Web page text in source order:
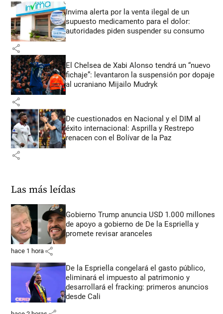
Invima alerta por la venta ilegal de un
supuesto medicamento para el dolor:
autoridades piden suspender su consumo
share
El Chelsea de Xabi Alonso tendrá un “nuevo
fichaje”: levantaron la suspensión por dopaje
al ucraniano Mijailo Mudryk
share
De cuestionados en Nacional y el DIM al
éxito internacional: Asprilla y Restrepo
renacen con el Bolívar de la Paz
share
Las más leídas
Gobierno Trump anuncia USD 1.000 millones
de apoyo a gobierno de De la Espriella y
promete revisar aranceles
hace 1 hora share
De la Espriella congelará el gasto público,
eliminará el impuesto al patrimonio y
desarrollará el fracking: primeros anuncios
desde Cali